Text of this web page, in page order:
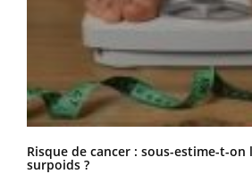
Risque de cancer : sous-estime-t-on
surpoids ?